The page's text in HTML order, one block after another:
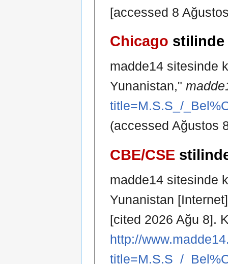
[accessed 8
Chicago stilinde
madde14 sitesinde
Yunanistan,"
title=M.S.S_/
(accessed Ağustos
CBE/CSE
madde14 sitesinde
Yunanistan
[cited 2026 Ağu 8].
http://
title=M.S.S_/